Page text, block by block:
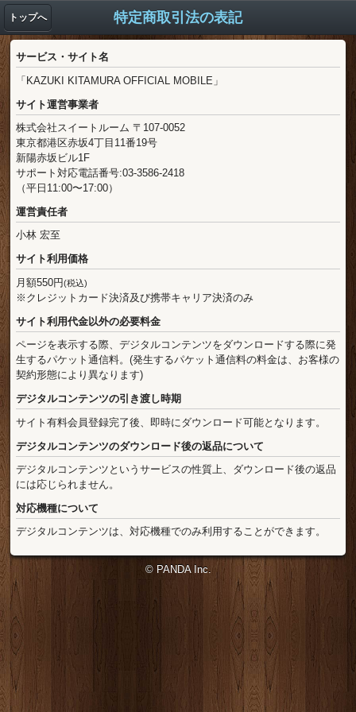
特定商取引法の表記
トップへ
サービス・サイト名
「KAZUKI KITAMURA OFFICIAL MOBILE」
サイト運営事業者
株式会社スイートルーム 〒107-0052
東京都港区赤坂4丁目11番19号
新陽赤坂ビル1F
サポート対応電話番号:03-3586-2418
（平日11:00〜17:00）
運営責任者
小林 宏至
サイト利用価格
月額550円(税込)
※クレジットカード決済及び携帯キャリア決済のみ
サイト利用代金以外の必要料金
ページを表示する際、デジタルコンテンツをダウンロードする際に発
生するパケット通信料。(発生するパケット通信料の料金は、お客様の
契約形態により異なります)
デジタルコンテンツの引き渡し時期
サイト有料会員登録完了後、即時にダウンロード可能となります。
デジタルコンテンツのダウンロード後の返品について
デジタルコンテンツというサービスの性質上、ダウンロード後の返品
には応じられません。
対応機種について
デジタルコンテンツは、対応機種でのみ利用することができます。
© PANDA Inc.